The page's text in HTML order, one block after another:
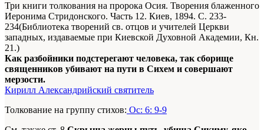
Три книги толкования на пророка Осия. Творения блаженного
Иеронима Стридонского. Часть 12. Киев, 1894. С. 233-
234(Библиотека творений св. отцов и учителей Церкви
западных, издаваемые при Киевской Духовной Академии, Кн.
21.)
Как разбойники подстерегают человека, так сборище
священников убивают на пути в Сихем и совершают
мерзости.
Кирилл Александрийский святитель
Толкование на группу стихов: Ос: 6: 9-9